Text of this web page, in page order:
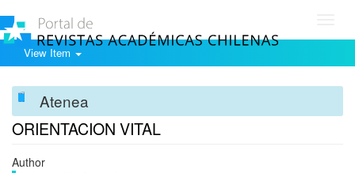
View Item
Atenea
ORIENTACION VITAL
Author